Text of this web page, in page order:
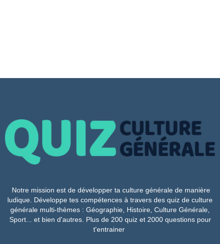
Notre mission est de développer ta culture générale de manière
ludique. Développe tes compétences à travers des quiz de culture
générale multi-thèmes : Géographie, Histoire, Culture Générale,
Sport... et bien d'autres. Plus de 200 quiz et 2000 questions pour
t'entrainer